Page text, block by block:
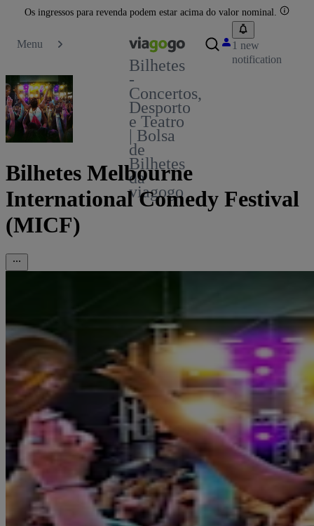
Os ingressos para revenda podem estar acima do valor nominal.
Menu
Bilhetes
-
Concertos,
Desporto
e Teatro
| Bolsa
de
Bilhetes
da
viagogo
1 new
notification
Bilhetes Melbourne
International Comedy Festival
(MICF)